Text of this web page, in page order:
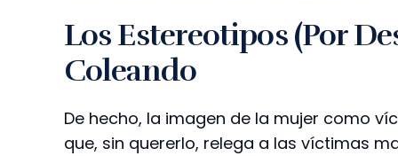
Los Estereotipos (por
Coleando
De hecho, la imagen de la mujer como
que, sin quererlo, relega a las víctimas